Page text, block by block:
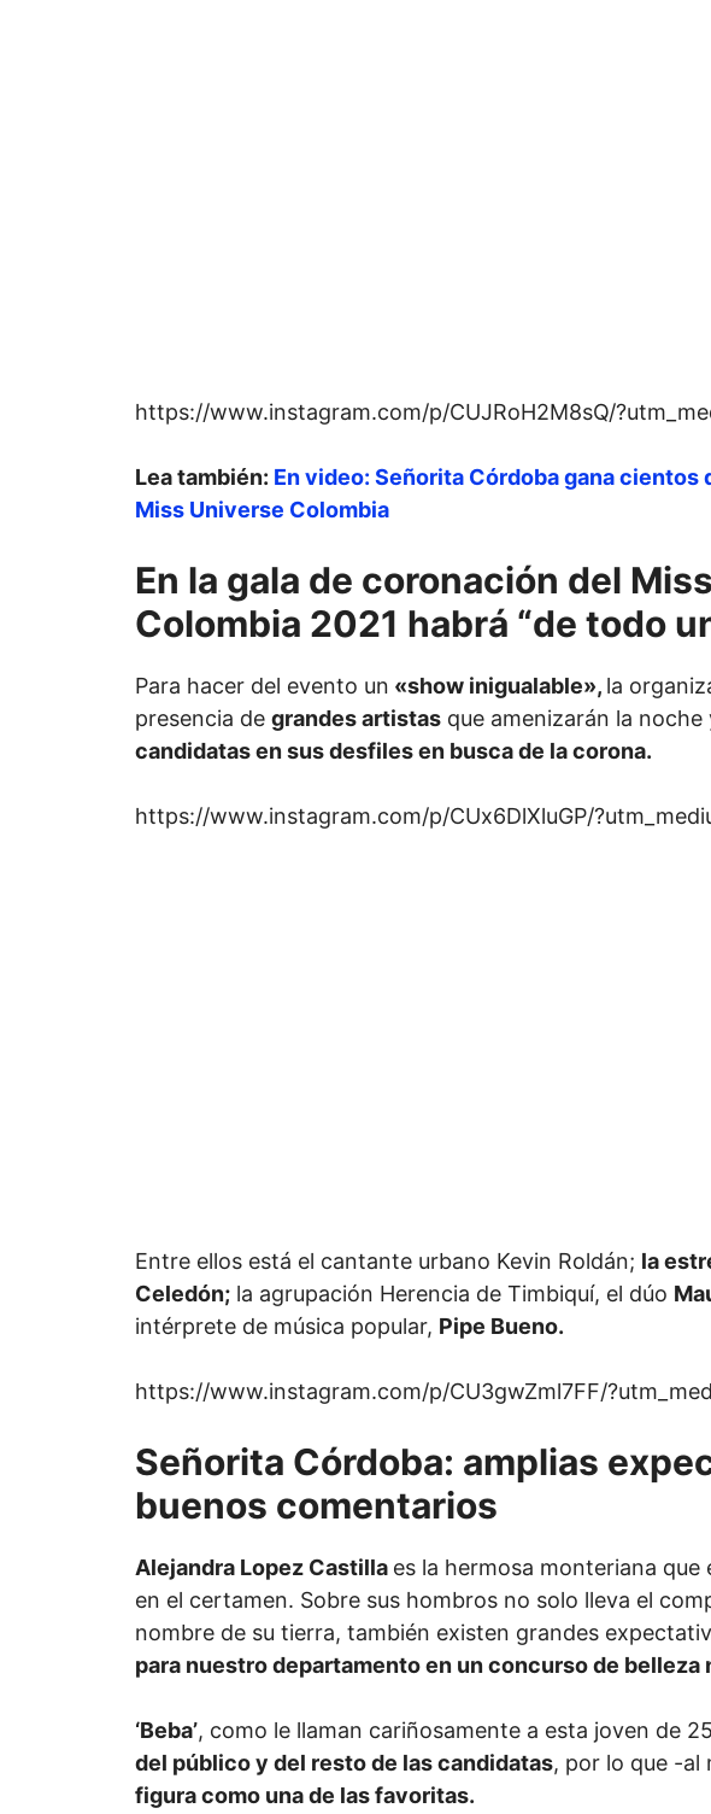
https://www.instagram.com/p/CUJRoH2M8sQ/
Lea también: En video: Señorita Córdoba gana cientos
Miss Universe Colombia
En la gala de coronación del
Colombia 2021 habrá “de todo
Para hacer del evento un «show inigualable», la
presencia de grandes artistas que amenizarán la
candidatas en sus desfiles en busca de la corona.
https://www.instagram.com/p/CUx6DlXluGP/
Entre ellos está el cantante urbano Kevin Roldán; la
Celedón; la agrupación Herencia de Timbiquí, el dúo
intérprete de música popular, Pipe Bueno.
https://www.instagram.com/p/CU3gwZml7FF/
Señorita Córdoba: amplias
buenos comentarios
Alejandra Lopez Castilla es la hermosa monteriana que
en el certamen. Sobre sus hombros no solo lleva el
nombre de su tierra, también existen grandes
para nuestro departamento en un concurso de belleza
‘Beba’, como le llaman cariñosamente a esta joven de
del público y del resto de las candidatas, por lo que -al
figura como una de las favoritas.